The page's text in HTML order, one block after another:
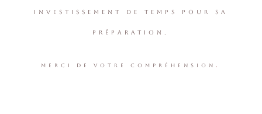
investissement de temps pour sa
préparation.
Merci de votre compréhension.